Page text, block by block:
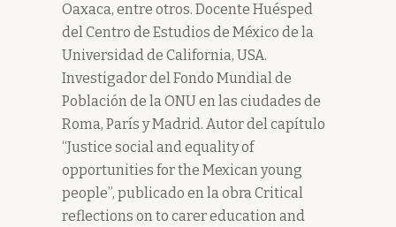
Oaxaca, entre otros. Docente Huésped
del Centro de Estudios de México de la
Universidad de California, USA.
Investigador del Fondo Mundial de
Población de la ONU en las ciudades de
Roma, París y Madrid. Autor del capítulo
“Justice social and equality of
opportunities for the Mexican young
people”, publicado en la obra Critical
reflections on to carer education and